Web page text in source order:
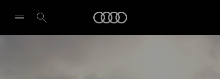
Design et équipement
Demande d'essai